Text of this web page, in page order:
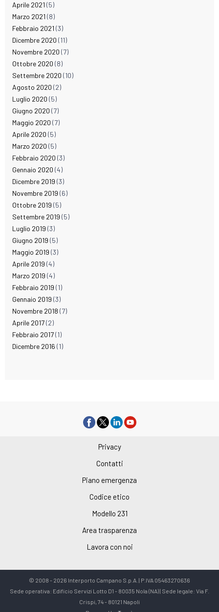
Aprile 2021 (5)
Marzo 2021 (8)
Febbraio 2021 (3)
Dicembre 2020 (11)
Novembre 2020 (7)
Ottobre 2020 (8)
Settembre 2020 (10)
Agosto 2020 (2)
Luglio 2020 (5)
Giugno 2020 (7)
Maggio 2020 (7)
Aprile 2020 (5)
Marzo 2020 (5)
Febbraio 2020 (3)
Gennaio 2020 (4)
Dicembre 2019 (3)
Novembre 2019 (6)
Ottobre 2019 (5)
Settembre 2019 (5)
Luglio 2019 (3)
Giugno 2019 (5)
Maggio 2019 (3)
Aprile 2019 (4)
Marzo 2019 (4)
Febbraio 2019 (1)
Gennaio 2019 (3)
Novembre 2018 (7)
Aprile 2017(2)
Febbraio 2017(1)
Dicembre 2016 (1)
Privacy
Contatti
Piano emergenza
Codice etico
Modello 231
Area trasparenza
Lavora con noi
© 2008 - 2026 Interporto Campano S.p.A. | P.IVA 05463270636
Sede operativa: Edificio Servizi Lotto D1 - 80035 Nola (NA) | Sede legale: Via F.
Crispi, 74 - 80121 Napoli